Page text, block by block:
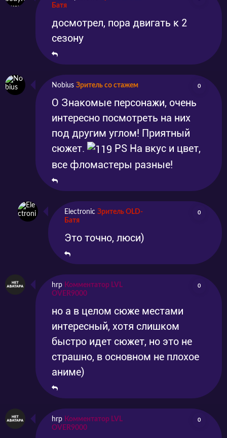
Батя
досмотрел, пора двигать к 2
сезону
Nobius Зритель со стажем 0
О Знакомые персонажи, очень
интересно посмотреть на них
под другим углом! Приятный
сюжет.
PS На вкус и цвет,
все фломастеры разные!
Electronic Зритель OLD-
Батя
0
Это точно, люси)
hrp Комментатор LVL
OVER9000
0
но а в целом сюже местами
интересный, хотя слишком
быстро идет сюжет, но это не
страшно, в основном не плохое
аниме)
hrp Комментатор LVL
OVER9000
0